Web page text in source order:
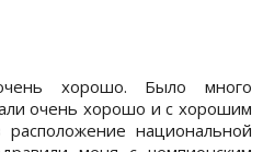
хорошо. Было много
очень хорошо и с хорошим
национальной